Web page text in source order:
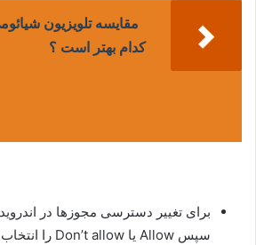
مقایسه تلویزیون
کدام بهتر است ؟
برای تغییر دسترسی مجوزها در
سپس Allow یا Don’t allow را انتخاب کنید.